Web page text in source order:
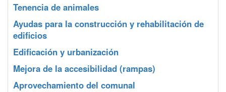
Tenencia de animales
Ayudas para la construcción y rehabilitación de
edificios
Edificación y urbanización
Mejora de la accesibilidad (rampas)
Aprovechamiento del comunal